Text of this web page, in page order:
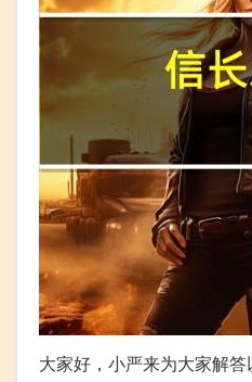
大家好，小严来为大家解